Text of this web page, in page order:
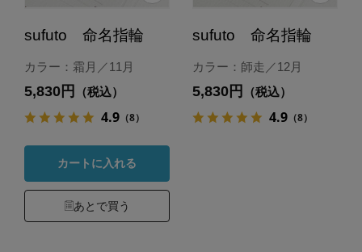
sufuto 命名指輪
カラー：霜月／11月
5,830円 （税込）
4.9（8）
カートに入れる
あとで買う
sufuto 命名指輪
カラー：師走／12月
5,830円 （税込）
4.9（8）